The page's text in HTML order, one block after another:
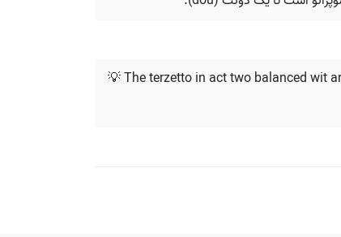
💡 The terzetto in act two balanced wit